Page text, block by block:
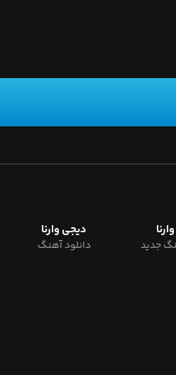
جدید
دیجی وارنا
دانلود آهنگ